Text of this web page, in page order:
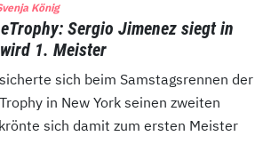
König
Sergio Jimenez siegt in
1. Meister
sich beim Samstagsrennen der
in New York seinen zweiten
sich damit zum ersten Meister